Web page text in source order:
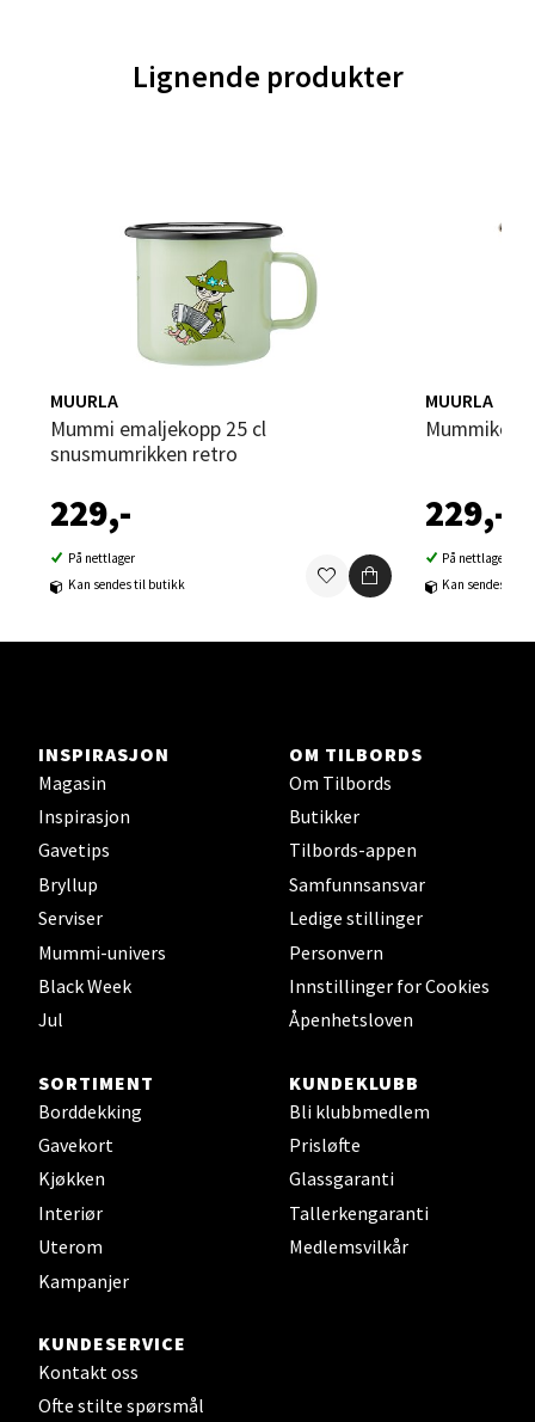
Lignende produkter
MUURLA
Mummi emaljekopp 25 cl
snusmumrikken retro
229,-
På nettlager
Kan sendes til butikk
MUURLA
229,-
På nettlager
Kan sendes til
INSPIRASJON
Magasin
Inspirasjon
Gavetips
Bryllup
Serviser
Mummi-univers
Black Week
Jul
OM TILBORDS
Om Tilbords
Butikker
Tilbords-appen
Samfunnsansvar
Ledige stillinger
Personvern
Innstillinger for Cookies
Åpenhetsloven
SORTIMENT
Borddekking
Gavekort
Kjøkken
Interiør
Uterom
Kampanjer
KUNDEKLUBB
Bli klubbmedlem
Prisløfte
Glassgaranti
Tallerkengaranti
Medlemsvilkår
KUNDESERVICE
Kontakt oss
Ofte stilte spørsmål
Falkenborgveien 5, 7044 Trondheim
Åpent i dag 09-21
Ski Storsenter, Jernbanesvingen 6, 1400 Ski
Åpent i dag 10-21
Sortland - Sortland Storsenter
Strangata 26, 8400 Sortland
Åpent i dag 10-19
Velg
Steinkjer - Thon Senter Steinkjer
Sjøfartsgata 2, 7714 Steinkjer
Åpent i dag 10-20
0 i butikk
Leirvik - Stord